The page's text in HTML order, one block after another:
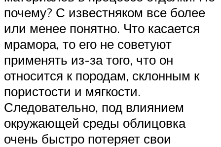
почему? С известняком все более
или менее понятно. Что касается
мрамора, то его не советуют
применять из-за того, что он
относится к породам, склонным к
пористости и мягкости.
Следовательно, под влиянием
окружающей среды облицовка
очень быстро потеряет свои